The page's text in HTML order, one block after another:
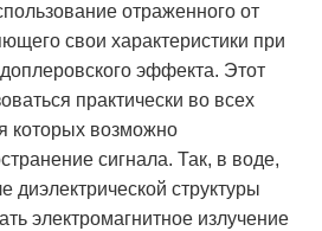
отраженного от
свои характеристики при
эффекта. Этот
практически во всех
которых возможно
сигнала. Так, в воде,
диэлектрической структуры
электромагнитное излучение